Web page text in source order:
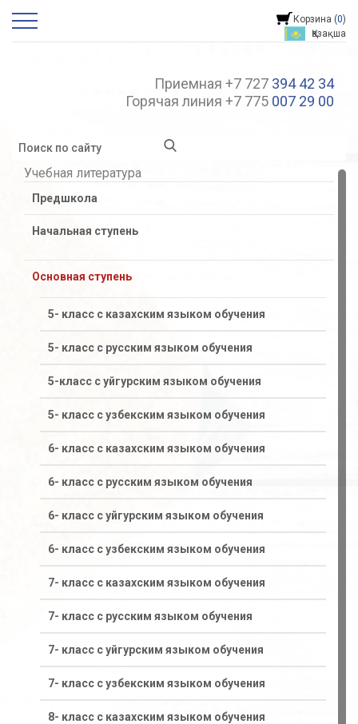
Корзина (0)
Қазақша
Приемная +7 727 394 42 34
Горячая линия +7 775 007 29 00
Учебная литература
Предшкола
Начальная ступень
Основная ступень
5- класс с казахским языком обучения
5- класс с русским языком обучения
5-класс с уйгурским языком обучения
5- класс с узбекским языком обучения
6- класс с казахским языком обучения
6- класс с русским языком обучения
6- класс с уйгурским языком обучения
6- класс с узбекским языком обучения
7- класс с казахским языком обучения
7- класс с русским языком обучения
7- класс с уйгурским языком обучения
7- класс с узбекским языком обучения
8- класс с казахским языком обучения